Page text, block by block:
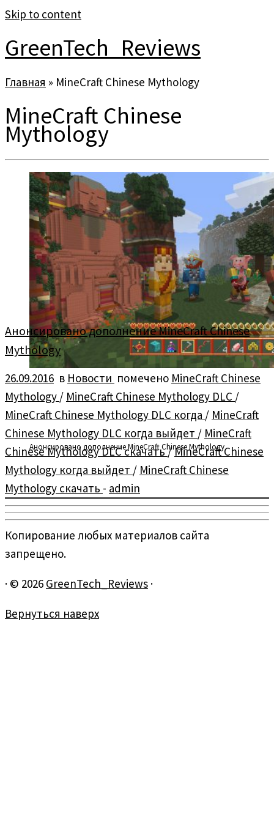
Skip to content
GreenTech_Reviews
Главная » MineCraft Chinese Mythology
MineCraft Chinese
Mythology
Анонсировано дополнение MineCraft Chinese Mythology
Анонсировано дополнение MineCraft Chinese
Mythology
26.09.2016 в Новости помечено MineCraft Chinese
Mythology / MineCraft Chinese Mythology DLC /
MineCraft Chinese Mythology DLC когда / MineCraft
Chinese Mythology DLC когда выйдет / MineCraft
Chinese Mythology DLC скачать/MineCraft Chinese
Mythology когда выйдет / MineCraft Chinese
Mythology скачать - admin
Копирование любых материалов сайта
запрещено.
· © 2026 GreenTech_Reviews ·
Вернуться наверх